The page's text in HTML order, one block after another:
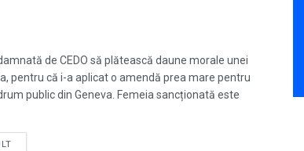
de CEDO să plătească daune morale unei
pentru că i-a aplicat o amendă prea mare pentru
public din Geneva. Femeia sancționată este